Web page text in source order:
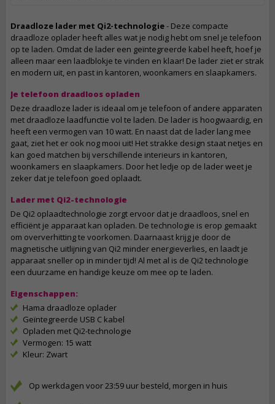
Draadloze lader met Qi2-technologie- Deze compacte
draadloze oplader heeft alles wat je nodig hebt om snel je telefoon
op te laden. Omdat de lader een geïntegreerde kabel heeft, hoef je
alleen maar een laadblokje te vinden en klaar! De lader ziet er strak
en modern uit, en past in kantoren, woonkamers en slaapkamers.
Je telefoon draadloos opladen
Deze draadloze lader is ideaal om je telefoon of andere apparaten
met draadloze laadfunctie vol te laden. De lader is hoogwaardig, en
heeft een vermogen van 10 watt. En naast dat de lader lang mee
gaat, ziet het er ook nog mooi uit! Het strakke design staat netjes en
kan goed matchen bij verschillende interieurs in kantoren,
woonkamers en slaapkamers. Door het ledje op de lader weet je
zeker dat je telefoon goed oplaadt.
Lader met Qi2-technologie
De Qi2 oplaadtechnologie zorgt ervoor dat je draadloos, snel en
efficiënt je apparaat kan opladen. De technologie is erop gemaakt
om oververhitting te voorkomen. Daarnaast krijg je door de
magnetische uitlijning van Qi2 minder energieverlies, en laadt je
apparaat sneller op in minder tijd! Al met al is de Qi2 technologie
een duurzame en handige keuze om mee op te laden.
Eigenschappen:
Hama draadloze oplader
Geïntegreerde USB C kabel
Opladen met Qi2-technologie
Vermogen: 15 watt
Kleur: Zwart
Op werkdagen voor 23:59 uur besteld, morgen in huis